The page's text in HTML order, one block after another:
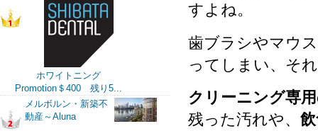
ホワイトニング
Promotion＄400 残り5...
メルボルン・新築不
動産～Aluna
すよね。
歯ブラシやマウ
ってしまい、そ
クリーニング専
残った汚れや、